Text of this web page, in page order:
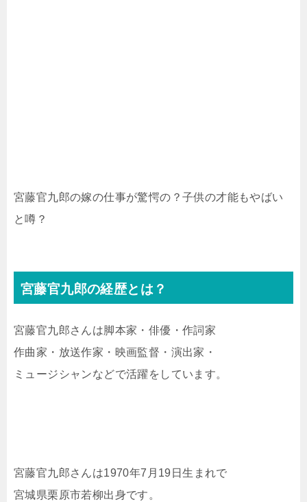
宮藤官九郎の嫁の仕事が驚愕の？子供の才能もやばい
と噂？
宮藤官九郎の経歴とは？
宮藤官九郎さんは脚本家・俳優・作詞家
作曲家・放送作家・映画監督・演出家・
ミュージシャンなどで活躍をしています。
宮藤官九郎さんは1970年7月19日生まれで
宮城県栗原市若柳出身です。